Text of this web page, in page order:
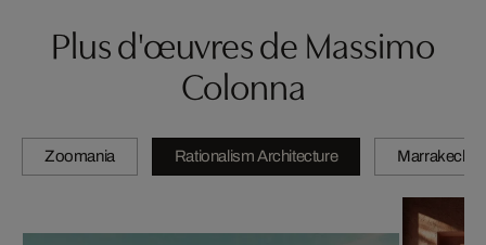
Plus d'œuvres de Massimo
Colonna
Zoomania Rationalism Architecture Marrakech